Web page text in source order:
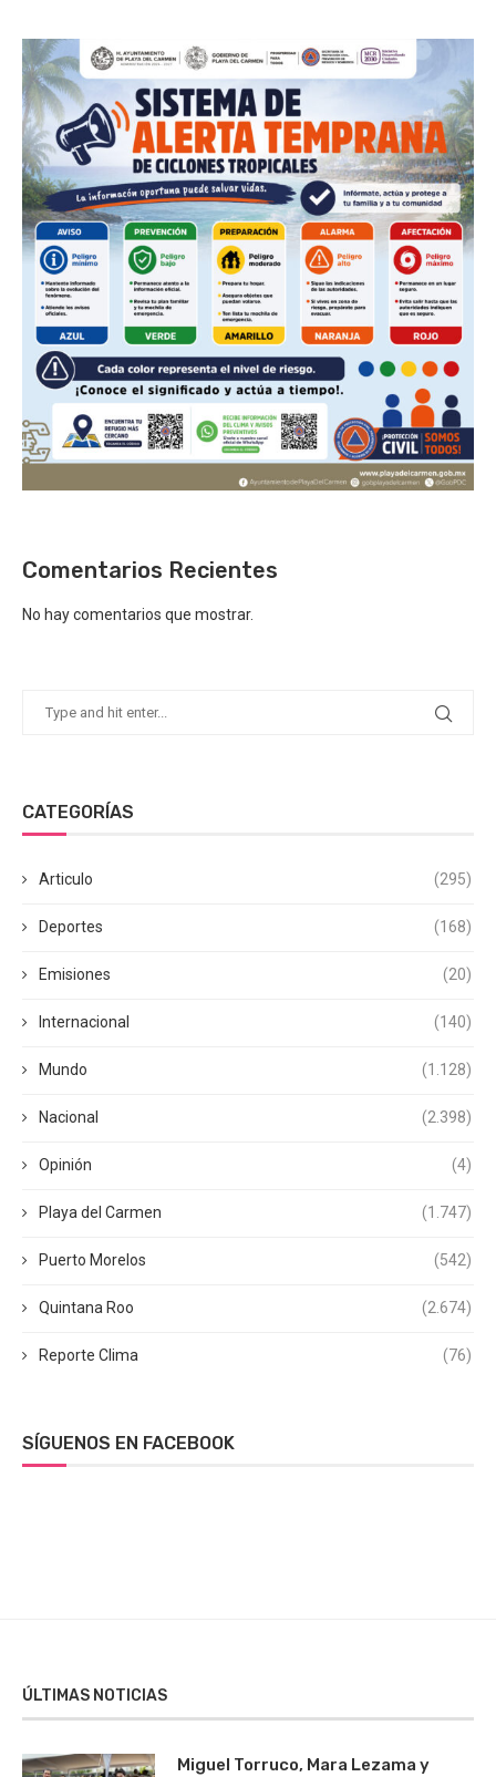
Comentarios Recientes
No hay comentarios que mostrar.
CATEGORÍAS
Articulo (295)
Deportes (168)
Emisiones (20)
Internacional (140)
Mundo (1.128)
Nacional (2.398)
Opinión (4)
Playa del Carmen (1.747)
Puerto Morelos (542)
Quintana Roo (2.674)
Reporte Clima (76)
SÍGUENOS EN FACEBOOK
ÚLTIMAS NOTICIAS
Miguel Torruco, Mara Lezama y